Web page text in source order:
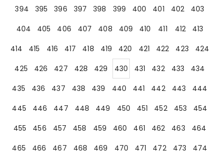
394
395 396 397 398 399 400 401 402
403
404
405 406 407 408 409 410 411 412
413
414
415 416 417 418 419 420 421 422 423
424
425
426 427 428 429 430 431 432 433
434
435
436 437 438 439 440 441 442 443
444
445
446 447 448 449 450 451 452 453
454
455
456 457 458 459 460 461 462 463
464
465
466 467 468 469 470 471 472 473
474